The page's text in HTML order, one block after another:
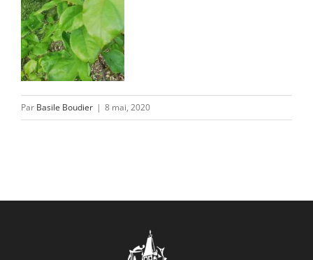
L’ASSOCIATION
CONTACT/ACCÈS
Par Basile Boudier | 8 mai, 2020